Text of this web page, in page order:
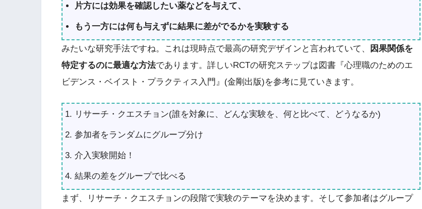
片方には効果を確認したい薬などを与えて、
もう一方には何も与えずに結果に差がでるかを実験する
みたいな研究手法ですね。これは現時点で最高の研究デザインと言われていて、
因果関係を
特定するのに最適な方法であります。詳しいRCTの研究ステップは図書『心理職のためのエ
ビデンス・ベイスト・プラクティス入門』(金剛出版)を参考に見ていきます。
リサーチ・クエスチョン(誰を対象に、どんな実験を、何と比べて、どうなるか)
参加者をランダムにグループ分け
介入実験開始！
結果の差をグループで比べる
まず、リサーチ・クエスチョンの段階で実験のテーマを決めます。そして参加者はグループ